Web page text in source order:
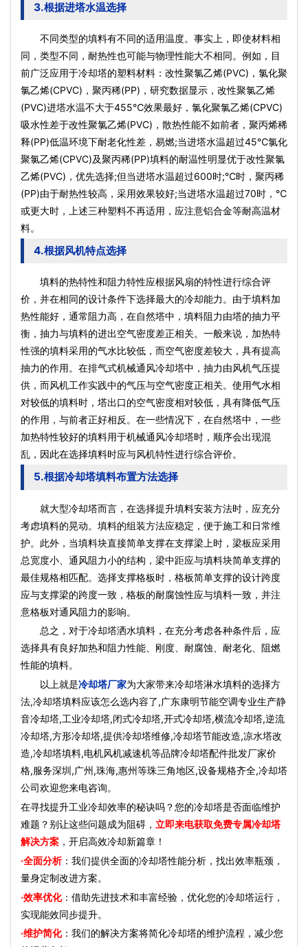
3.根据进塔水温选择
不同类型的填料有不同的适用温度。事实上，即使材料相
同，类型不同，耐热性也可能与物理性能大不相同。例如，目
前广泛应用于冷却塔的塑料材料：改性聚氯乙烯(PVC)，氯化聚
氯乙烯(CPVC)，聚丙稀(PP)，研究数据显示，改性聚氯乙烯
(PVC)进塔水温不大于455℃效果最好，氯化聚氯乙烯(CPVC)
吸水性差于改性聚氯乙烯(PVC)，散热性能不如前者，聚丙烯稀
释(PP)低温环境下耐老化性差，易燃;当进塔水温超过45℃氯化
聚氯乙烯(CPVC)及聚丙稀(PP)填料的耐温性明显优于改性聚氯
乙烯(PVC)，优先选择;但当进塔水温超过600时;℃时，聚丙稀
(PP)由于耐热性较高，采用效果较好;当进塔水温超过70时，℃
或更大时，上述三种塑料不再适用，应注意铝合金等耐高温材
料。
4.根据风机特点选择
填料的热特性和阻力特性应根据风扇的特性进行综合评
价，并在相同的设计条件下选择最大的冷却能力。由于填料加
热性能好，通常阻力高，在自然塔中，填料阻力由塔的抽力平
衡，抽力与填料的进出空气密度差正相关。一般来说，加热特
性强的填料采用的气水比较低，而空气密度差较大，具有提高
抽力的作用。在排气式机械通风冷却塔中，抽力由风机气压提
供，而风机工作实践中的气压与空气密度正相关。使用气水相
对较低的填料时，塔出口的空气密度相对较低，具有降低气压
的作用，与前者正好相反。在一些情况下，在自然塔中，一些
加热特性较好的填料用于机械通风冷却塔时，顺序会出现混
乱，因此在选择填料时应与风机特性进行综合评价。
5.根据冷却塔填料布置方法选择
就大型冷却塔而言，在选择提升填料安装方法时，应充分
考虑填料的晃动。填料的组装方法应稳定，便于施工和日常维
护。此外，当填料块直接简单支撑在支撑梁上时，梁板应采用
总宽度小、通风阻力小的结构，梁中距应与填料块简单支撑的
最佳规格相匹配。选择支撑格板时，格板简单支撑的设计跨度
应与支撑梁的跨度一致，格板的耐腐蚀性应与填料一致，并注
意格板对通风阻力的影响。
总之，对于冷却塔洒水填料，在充分考虑各种条件后，应
选择具有良好加热和阻力性能、刚度、耐腐蚀、耐老化、阻燃
性能的填料。
以上就是冷却塔厂家为大家带来冷却塔淋水填料的选择方
法,冷却塔填料应该怎么选内容了,广东康明节能空调专业生产静
音冷却塔,工业冷却塔,闭式冷却塔,开式冷却塔,横流冷却塔,逆流
冷却塔,方形冷却塔,提供冷却塔维修,冷却塔节能改造,凉水塔改
造,冷却塔填料,电机风机减速机等品牌冷却塔配件批发厂家价
格,服务深圳,广州,珠海,惠州等珠三角地区,设备规格齐全,冷却塔
公司欢迎您来电咨询。
在寻找提升工业冷却效率的秘诀吗？您的冷却塔是否面临维护
难题？别让这些问题成为阻碍， 立即来电获取免费专属冷却塔
解决方案 ，开启高效冷却新篇章！
·全面分析：我们提供全面的冷却塔性能分析，找出效率瓶颈，
量身定制改进方案。
·效率优化：借助先进技术和丰富经验，优化您的冷却塔运行，
实现能效同步提升。
·维护简化：我们的解决方案将简化冷却塔的维护流程，减少您